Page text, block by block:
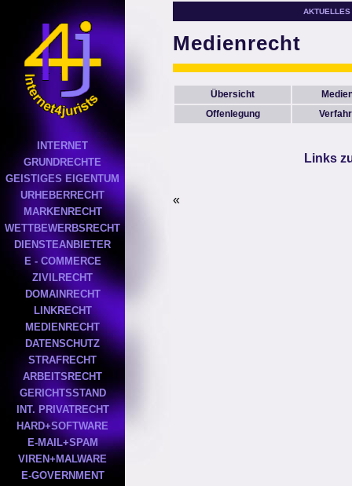
INTERNET
GRUNDRECHTE
GEISTIGES EIGENTUM
URHEBERRECHT
MARKENRECHT
WETTBEWERBSRECHT
DIENSTEANBIETER
E - COMMERCE
ZIVILRECHT
DOMAINRECHT
LINKRECHT
MEDIENRECHT
DATENSCHUTZ
STRAFRECHT
ARBEITSRECHT
GERICHTSSTAND
INT. PRIVATRECHT
HARD+SOFTWARE
E-MAIL+SPAM
VIREN+MALWARE
E-GOVERNMENT
AKTUELLES
Medienrecht
Übersicht
Offenlegung
Links
«